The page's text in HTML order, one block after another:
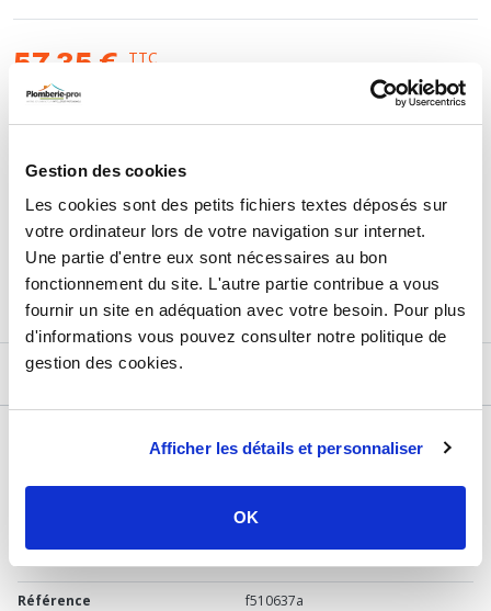
Gestion des cookies
Les cookies sont des petits fichiers textes déposés sur
votre ordinateur lors de votre navigation sur internet.
Une partie d'entre eux sont nécessaires au bon
fonctionnement du site. L'autre partie contribue a vous
fournir un site en adéquation avec votre besoin. Pour plus
d'informations vous pouvez consulter notre politique de
gestion des cookies.
Afficher les détails et personnaliser
OK
57,35 € TTC
47,79 €HT
Retours et échanges jusqu'à 90 jours
En savoir plus
DESCRIPTIF
Usage Vide
ROLF
Garantie 2 ans
Référence f510637a